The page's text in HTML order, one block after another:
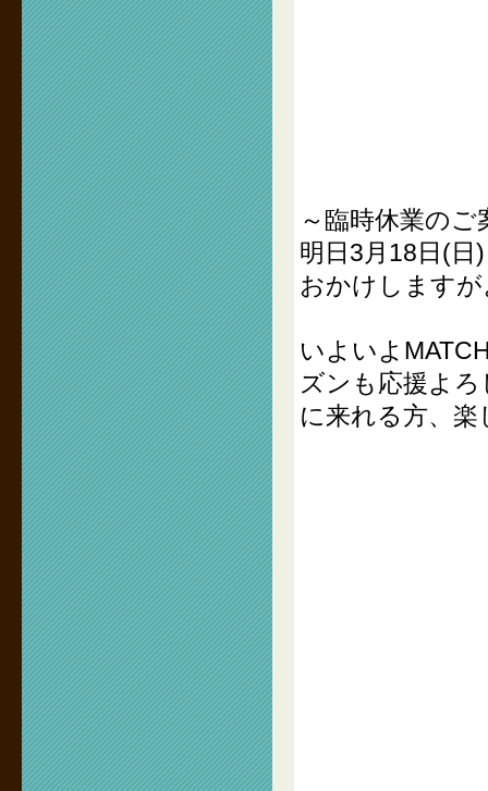
～臨時休業のご
明日3月18日(日
おかけします
いよいよ
ズンも応援よ
に来れる方、